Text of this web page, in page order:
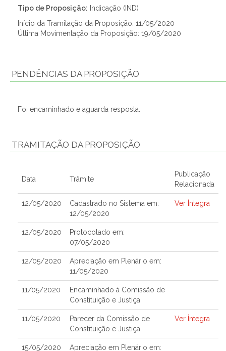
Tipo de Proposição: Indicação (IND)
Início da Tramitação da Proposição: 11/05/2020
Última Movimentação da Proposição: 19/05/2020
PENDÊNCIAS DA PROPOSIÇÃO
Foi encaminhado e aguarda resposta.
TRAMITAÇÃO DA PROPOSIÇÃO
Data Trâmite
Publicação
Relacionada
12/05/2020
Cadastrado no Sistema em:
12/05/2020
Ver Íntegra
12/05/2020
Protocolado em:
07/05/2020
12/05/2020
Apreciação em Plenário em:
11/05/2020
11/05/2020
Encaminhado à Comissão de
Constituição e Justiça
11/05/2020
Parecer da Comissão de
Constituição e Justiça
Ver Íntegra
15/05/2020 Apreciação em Plenário em: